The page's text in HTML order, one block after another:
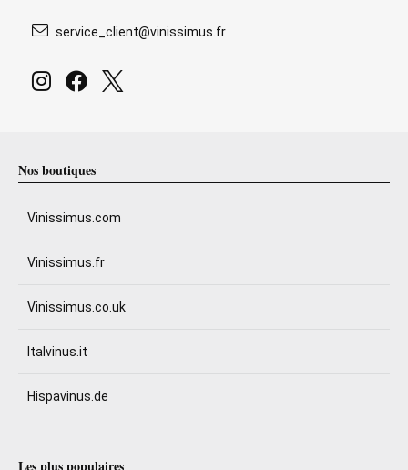
service_client@vinissimus.fr
Nos boutiques
Vinissimus.com
Vinissimus.fr
Vinissimus.co.uk
Italvinus.it
Hispavinus.de
Les plus populaires